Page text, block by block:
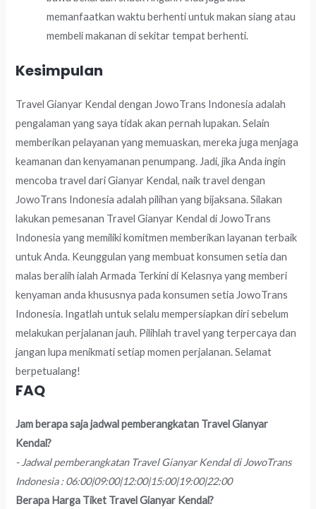
memanfaatkan waktu berhenti untuk makan siang atau
membeli makanan di sekitar tempat berhenti.
Kesimpulan
Travel Gianyar Kendal dengan JowoTrans Indonesia adalah
pengalaman yang saya tidak akan pernah lupakan. Selain
memberikan pelayanan yang memuaskan, mereka juga menjaga
keamanan dan kenyamanan penumpang. Jadi, jika Anda ingin
mencoba travel dari Gianyar Kendal, naik travel dengan
JowoTrans Indonesia adalah pilihan yang bijaksana. Silakan
lakukan pemesanan Travel Gianyar Kendal di JowoTrans
Indonesia yang memiliki komitmen memberikan layanan terbaik
untuk Anda. Keunggulan yang membuat konsumen setia dan
malas beralih ialah Armada Terkini di Kelasnya yang memberi
kenyaman anda khususnya pada konsumen setia JowoTrans
Indonesia. Ingatlah untuk selalu mempersiapkan diri sebelum
melakukan perjalanan jauh. Pilihlah travel yang terpercaya dan
jangan lupa menikmati setiap momen perjalanan. Selamat
berpetualang!
FAQ
Jam berapa saja jadwal pemberangkatan Travel Gianyar
Kendal?
- Jadwal pemberangkatan Travel Gianyar Kendal di JowoTrans
Indonesia : 06:00|09:00|12:00|15:00|19:00|22:00
Berapa Harga Tiket Travel Gianyar Kendal?